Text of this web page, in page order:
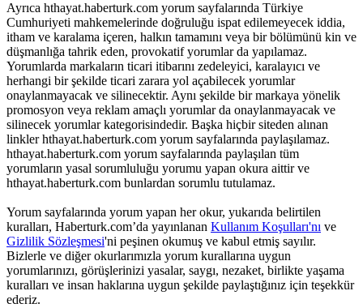
Ayrıca hthayat.haberturk.com yorum sayfalarında Türkiye
Cumhuriyeti mahkemelerinde doğruluğu ispat edilemeyecek iddia,
itham ve karalama içeren, halkın tamamını veya bir bölümünü kin ve
düşmanlığa tahrik eden, provokatif yorumlar da yapılamaz.
Yorumlarda markaların ticari itibarını zedeleyici, karalayıcı ve
herhangi bir şekilde ticari zarara yol açabilecek yorumlar
onaylanmayacak ve silinecektir. Aynı şekilde bir markaya yönelik
promosyon veya reklam amaçlı yorumlar da onaylanmayacak ve
silinecek yorumlar kategorisindedir. Başka hiçbir siteden alınan
linkler hthayat.haberturk.com yorum sayfalarında paylaşılamaz.
hthayat.haberturk.com yorum sayfalarında paylaşılan tüm
yorumların yasal sorumluluğu yorumu yapan okura aittir ve
hthayat.haberturk.com bunlardan sorumlu tutulamaz.
Yorum sayfalarında yorum yapan her okur, yukarıda belirtilen
kuralları, Haberturk.com’da yayınlanan Kullanım Koşulları'nı ve
Gizlilik Sözleşmesi'ni peşinen okumuş ve kabul etmiş sayılır.
Bizlerle ve diğer okurlarımızla yorum kurallarına uygun
yorumlarınızı, görüşlerinizi yasalar, saygı, nezaket, birlikte yaşama
kuralları ve insan haklarına uygun şekilde paylaştığınız için teşekkür
ederiz.